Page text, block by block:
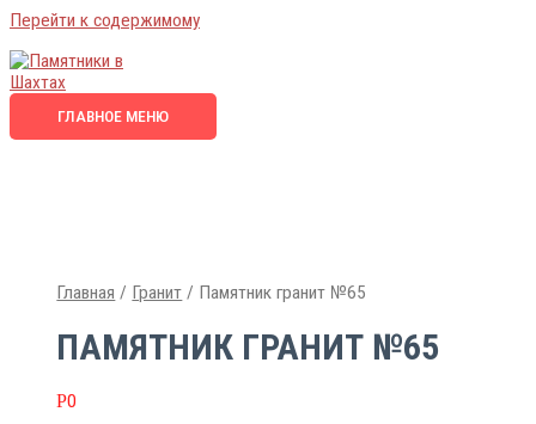
Перейти к содержимому
ГЛАВНОЕ МЕНЮ
Главная / Гранит / Памятник гранит №65
ПАМЯТНИК ГРАНИТ №65
Р0